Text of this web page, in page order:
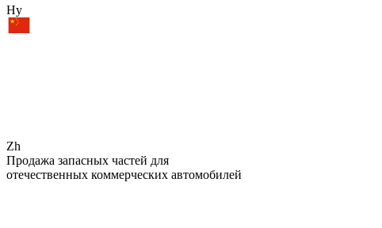
Hy
Zh
Продажа запасных частей для
отечественных коммерческих автомобилей